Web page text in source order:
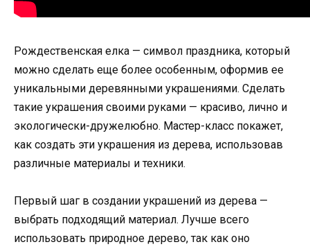
Рождественская елка — символ праздника, который
можно сделать еще более особенным, оформив ее
уникальными деревянными украшениями. Сделать
такие украшения своими руками — красиво, лично и
экологически-дружелюбно. Мастер-класс покажет,
как создать эти украшения из дерева, использовав
различные материалы и техники.
Первый шаг в создании украшений из дерева —
выбрать подходящий материал. Лучше всего
использовать природное дерево, так как оно